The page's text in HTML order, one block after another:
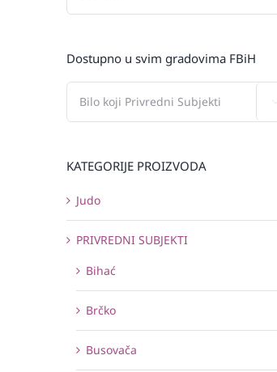
Dostupno u svim gradovima FBiH
KATEGORIJE PROIZVODA
Judo
PRIVREDNI SUBJEKTI
Bihać
Brčko
Busovača